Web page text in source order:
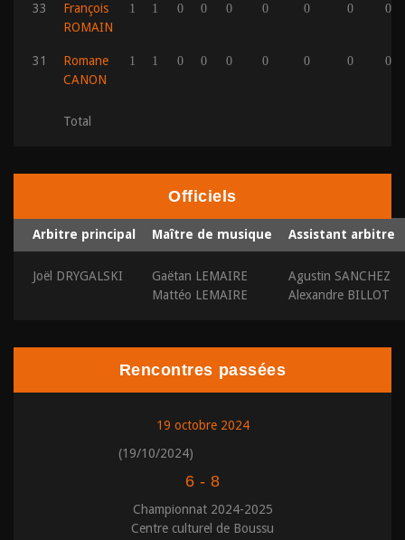
33
François
ROMAIN
1 1 0 0 0 0 0 0 0
31
Romane
CANON
1 1 0 0 0 0 0 0 0
Total
Officiels
Arbitre principal Maître de musique Assistant arbitre
Joël DRYGALSKI
Gaëtan LEMAIRE
Mattéo LEMAIRE
Agustin SANCHEZ
Alexandre BILLOT
Rencontres passées
19 octobre 2024
(19/10/2024)
6 - 8
Championnat 2024-2025
Centre culturel de Boussu